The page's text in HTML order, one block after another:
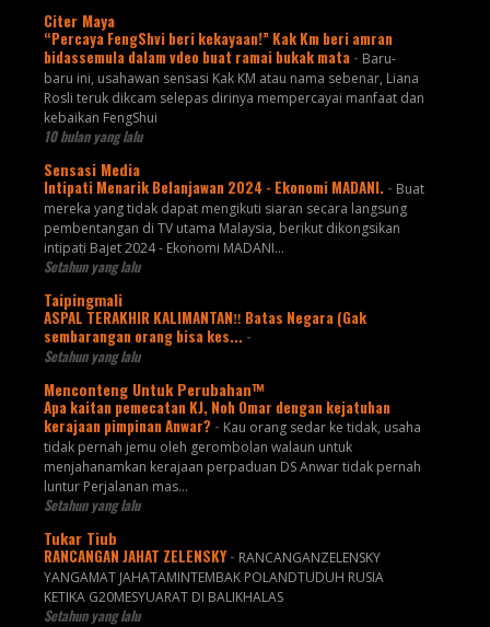
Citer Maya
“Percaya FengShvi beri kekayaan!” Kak Km beri amran
bidassemula dalam vdeo buat ramai bukak mata - Baru-
baru ini, usahawan sensasi Kak KM atau nama sebenar, Liana
Rosli teruk dikcam selepas dirinya mempercayai manfaat dan
kebaikan FengShui
10 bulan yang lalu
Sensasi Media
Intipati Menarik Belanjawan 2024 - Ekonomi MADANI. - Buat
mereka yang tidak dapat mengikuti siaran secara langsung
pembentangan di TV utama Malaysia, berikut dikongsikan
intipati Bajet 2024 - Ekonomi MADANI...
Setahun yang lalu
Taipingmali
ASPAL TERAKHIR KALIMANTAN‼️ Batas Negara (Gak
sembarangan orang bisa kes... -
Setahun yang lalu
Menconteng Untuk Perubahan™
Apa kaitan pemecatan KJ, Noh Omar dengan kejatuhan
kerajaan pimpinan Anwar? - Kau orang sedar ke tidak, usaha
tidak pernah jemu oleh gerombolan walaun untuk
menjahanamkan kerajaan perpaduan DS Anwar tidak pernah
luntur Perjalanan mas...
Setahun yang lalu
Tukar Tiub
RANCANGAN JAHAT ZELENSKY - RANCANGANZELENSKY
YANGAMAT JAHATAMINTEMBAK POLANDTUDUH RUSIA
KETIKA G20MESYUARAT DI BALIKHALAS
Setahun yang lalu